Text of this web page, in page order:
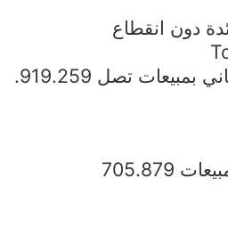
دون انقطاع
تصل 919.259.
بمبيعات 705.879